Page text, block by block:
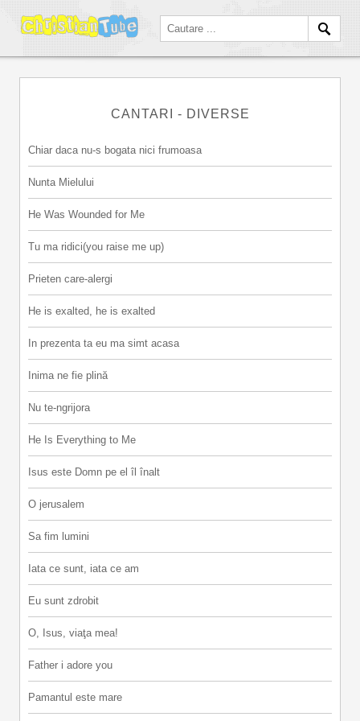
CANTARI - DIVERSE
Chiar daca nu-s bogata nici frumoasa
Nunta Mielului
He Was Wounded for Me
Tu ma ridici(you raise me up)
Prieten care-alergi
He is exalted, he is exalted
In prezenta ta eu ma simt acasa
Inima ne fie plină
Nu te-ngrijora
He Is Everything to Me
Isus este Domn pe el îl înalt
O jerusalem
Sa fim lumini
Iata ce sunt, iata ce am
Eu sunt zdrobit
O, Isus, viaţa mea!
Father i adore you
Pamantul este mare